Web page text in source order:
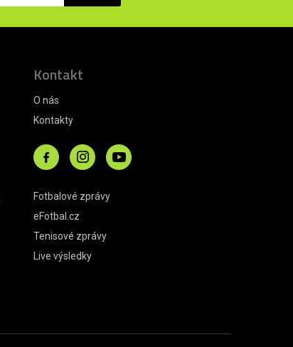
Kontakt
O nás
Kontakty
Fotbalové zprávy
eFotbal.cz
Tenisové zprávy
Live výsledky